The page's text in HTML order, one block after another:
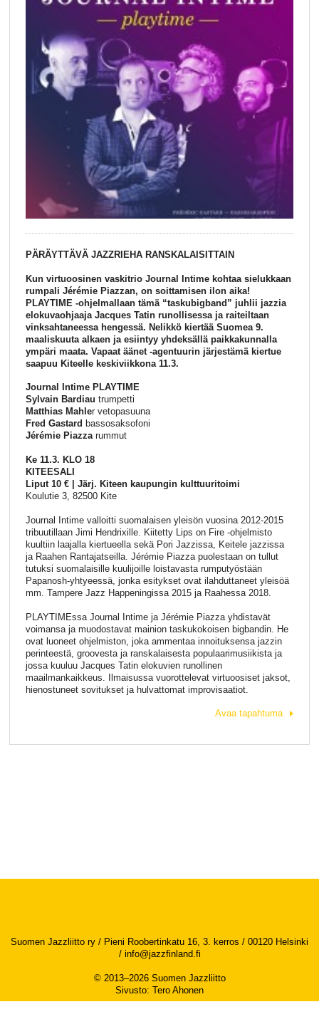
PÄRÄYTTÄVÄ JAZZRIEHA RANSKALAISITTAIN
Kun virtuoosinen vaskitrio Journal Intime kohtaa sielukkaan
rumpali Jérémie Piazzan, on soittamisen ilon aika!
PLAYTIME -ohjelmallaan tämä “taskubigband” juhlii jazzia
elokuvaohjaaja Jacques Tatin runollisessa ja raiteiltaan
vinksahtaneessa hengessä. Nelikkö kiertää Suomea 9.
maaliskuuta alkaen ja esiintyy yhdeksällä paikkakunnalla
ympäri maata. Vapaat äänet -agentuurin järjestämä kiertue
saapuu Kiteelle keskiviikkona 11.3.
Journal Intime PLAYTIME
Sylvain Bardiau trumpetti
Matthias Mahler vetopasuuna
Fred Gastard bassosaksofoni
Jérémie Piazzarummut
Ke 11.3. KLO 18
KITEESALI
Liput 10 € | Järj. Kiteen kaupungin kulttuuritoimi
Koulutie 3, 82500 Kite
Journal Intime valloitti suomalaisen yleisön vuosina 2012-2015
tribuutillaan Jimi Hendrixille. Kiitetty Lips on Fire -ohjelmisto
kuultiin laajalla kiertueella sekä Pori Jazzissa, Keitele jazzissa
ja Raahen Rantajatseilla. Jérémie Piazza puolestaan on tullut
tutuksi suomalaisille kuulijoille loistavasta rumputyöstään
Papanosh-yhtyeessä, jonka esitykset ovat ilahduttaneet yleisöä
mm. Tampere Jazz Happeningissa 2015 ja Raahessa 2018.
PLAYTIMEssa Journal Intime ja Jérémie Piazza yhdistavät
voimansa ja muodostavat mainion taskukokoisen bigbandin. He
ovat luoneet ohjelmiston, joka ammentaa innoituksensa jazzin
perinteestä, groovesta ja ranskalaisesta populaarimusiikista ja
jossa kuuluu Jacques Tatin elokuvien runollinen
maailmankaikkeus. Ilmaisussa vuorottelevat virtuoosiset jaksot,
hienostuneet sovitukset ja hulvattomat improvisaatiot.
Avaa tapahtuma
Suomen Jazzliitto ry / Pieni Roobertinkatu 16, 3. kerros / 00120 Helsinki
/ info@jazzfinland.fi
© 2013–2026 Suomen Jazzliitto
Sivusto: Tero Ahonen